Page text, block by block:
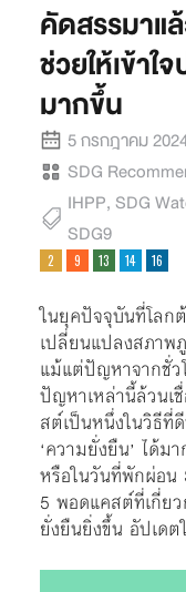
คัดสรรมาแ
ช่วยให้เข้าใ
มากขึ้น
5 กรกฎาคม
SDG
IHPP, SDG
SDG9
ในยุคปัจจุบันที่โลก
เปลี่ยนแปลงสภาพ
แม้แต่ปัญหาจากชั่ว
ปัญหาเหล่านี้ล้วนเ
สต์เป็นหนึ่งในวิธีที่
‘ความยั่งยืน’ ได้ม
หรือในวันที่พักผ่อน
5 พอดแคสต์ที่เกี่ย
ยั่งยืนยิ่งขึ้น อัปเด